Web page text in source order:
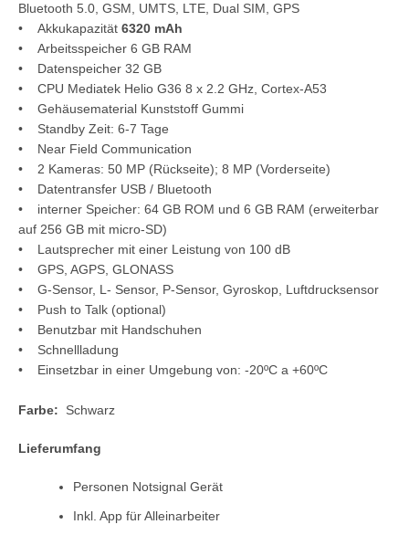
Bluetooth 5.0, GSM, UMTS, LTE, Dual SIM, GPS
• Akkukapazität 6320 mAh
• Arbeitsspeicher 6 GB RAM
• Datenspeicher 32 GB
• CPU Mediatek Helio G36 8 x 2.2 GHz, Cortex-A53
• Gehäusematerial Kunststoff Gummi
• Standby Zeit: 6-7 Tage
• Near Field Communication
• 2 Kameras: 50 MP (Rückseite); 8 MP (Vorderseite)
• Datentransfer USB / Bluetooth
• interner Speicher: 64 GB ROM und 6 GB RAM (erweiterbar
auf 256 GB mit micro-SD)
• Lautsprecher mit einer Leistung von 100 dB
• GPS, AGPS, GLONASS
• G-Sensor, L- Sensor, P-Sensor, Gyroskop, Luftdrucksensor
• Push to Talk (optional)
• Benutzbar mit Handschuhen
• Schnellladung
• Einsetzbar in einer Umgebung von: -20ºC a +60ºC
Farbe: Schwarz
Lieferumfang
Personen Notsignal Gerät
Inkl. App für Alleinarbeiter